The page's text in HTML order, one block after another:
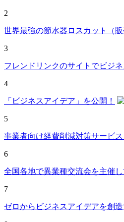
2
世界最強の節水器ロスカット（
3
フレンドリンクのサイトでビジ
4
「ビジネスアイデア」を公開！
5
事業者向け経費削減対策サービ
6
全国各地で異業種交流会を主催
7
ゼロからビジネスアイデアを創